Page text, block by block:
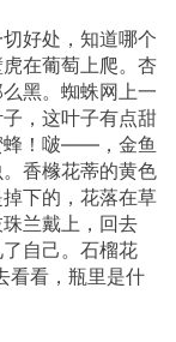
好处，知道哪个
在葡萄上爬。杏
黑。蜘蛛网上一
，这叶子有点甜
蜂！啵——，金鱼
香橼花蒂的黄色
下的，花落在草
兰戴上，回去
自己。石榴花
看看，瓶里是什